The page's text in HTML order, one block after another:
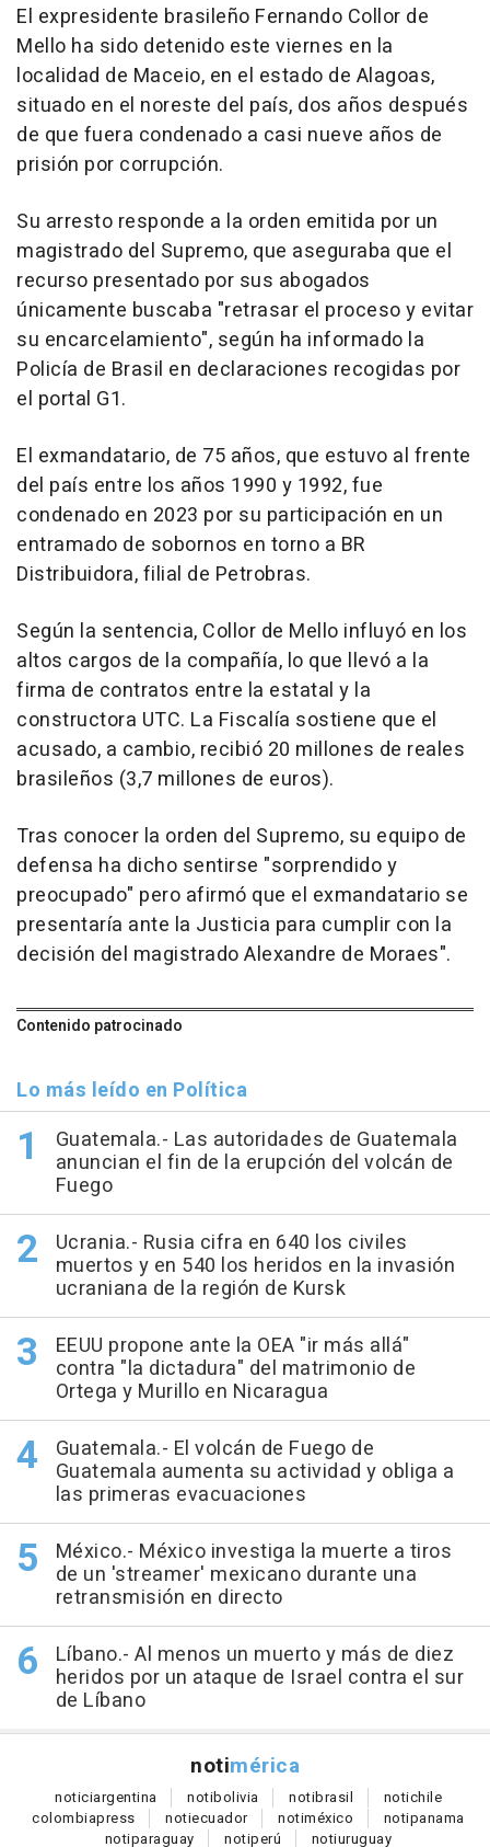
El expresidente brasileño Fernando Collor de
Mello ha sido detenido este viernes en la
localidad de Maceio, en el estado de Alagoas,
situado en el noreste del país, dos años después
de que fuera condenado a casi nueve años de
prisión por corrupción.
Su arresto responde a la orden emitida por un
magistrado del Supremo, que aseguraba que el
recurso presentado por sus abogados
únicamente buscaba "retrasar el proceso y evitar
su encarcelamiento", según ha informado la
Policía de Brasil en declaraciones recogidas por
el portal G1.
El exmandatario, de 75 años, que estuvo al frente
del país entre los años 1990 y 1992, fue
condenado en 2023 por su participación en un
entramado de sobornos en torno a BR
Distribuidora, filial de Petrobras.
Según la sentencia, Collor de Mello influyó en los
altos cargos de la compañía, lo que llevó a la
firma de contratos entre la estatal y la
constructora UTC. La Fiscalía sostiene que el
acusado, a cambio, recibió 20 millones de reales
brasileños (3,7 millones de euros).
Tras conocer la orden del Supremo, su equipo de
defensa ha dicho sentirse "sorprendido y
preocupado" pero afirmó que el exmandatario se
presentaría ante la Justicia para cumplir con la
decisión del magistrado Alexandre de Moraes".
Contenido patrocinado
Lo más leído en Política
Guatemala.- Las autoridades de Guatemala
anuncian el fin de la erupción del volcán de
Fuego
Ucrania.- Rusia cifra en 640 los civiles
muertos y en 540 los heridos en la invasión
ucraniana de la región de Kursk
EEUU propone ante la OEA "ir más allá"
contra "la dictadura" del matrimonio de
Ortega y Murillo en Nicaragua
Guatemala.- El volcán de Fuego de
Guatemala aumenta su actividad y obliga a
las primeras evacuaciones
México.- México investiga la muerte a tiros
de un 'streamer' mexicano durante una
retransmisión en directo
Líbano.- Al menos un muerto y más de diez
heridos por un ataque de Israel contra el sur
de Líbano
notimérica
noticiargentina notibolivia notibrasil notichile
colombiapress notiecuador notiméxico notipanama
notiparaguay notiperú notiuruguay